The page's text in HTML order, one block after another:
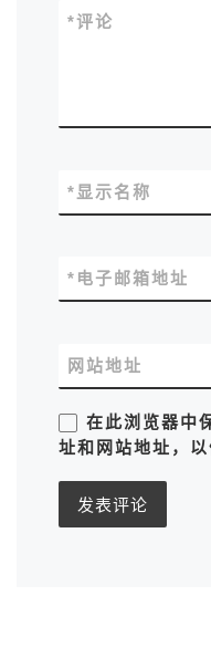
评论
*
显示名称
*
电子邮箱地址
*
网站地址
在此浏览器中
址和网站地址，以